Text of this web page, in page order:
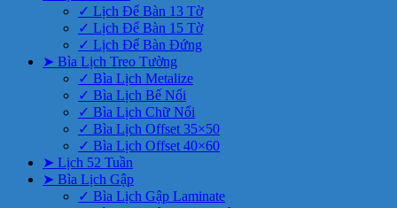
✓ Lịch Để Bàn 13 Tờ
✓ Lịch Để Bàn 15 Tờ
✓ Lịch Để Bàn Đứng
➤ Bìa Lịch Treo Tường
✓ Bìa Lịch Metalize
✓ Bìa Lịch Bế Nổi
✓ Bìa Lịch Chữ Nổi
✓ Bìa Lịch Offset 35×50
✓ Bìa Lịch Offset 40×60
➤ Lịch 52 Tuần
➤ Bìa Lịch Gập
✓ Bìa Lịch Gập Laminate